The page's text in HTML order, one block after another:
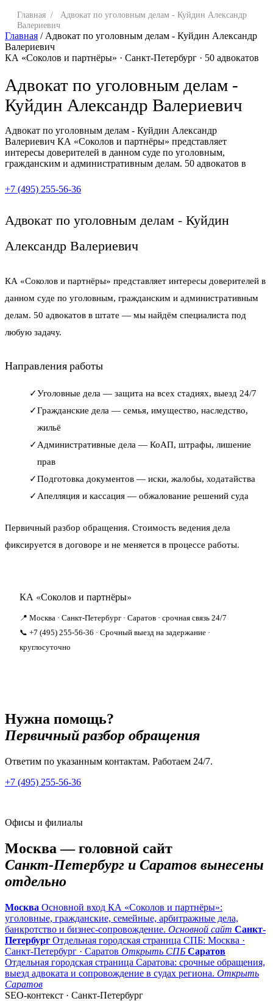
Главная /
Адвокат по уголовным делам - Куйдин Александр
Валериевич
Главная / Адвокат по уголовным делам - Куйдин Александр
Валериевич
КА «Соколов и партнёры» · Санкт-Петербург · 50 адвокатов
Адвокат по уголовным делам -
Куйдин Александр Валериевич
Адвокат по уголовным делам - Куйдин Александр
Валериевич КА «Соколов и партнёры» представляет
интересы доверителей в данном суде по уголовным,
гражданским и административным делам. 50 адвокатов в
+7 (495) 255-56-36
Адвокат по уголовным делам - Куйдин
Александр Валериевич
КА «Соколов и партнёры» представляет интересы доверителей в
данном суде по уголовным, гражданским и административным
делам. 50 адвокатов в штате — мы найдём специалиста под
любую задачу.
Направления работы
✓Уголовные дела — защита на всех стадиях, выезд 24/7
✓Гражданские дела — семья, имущество, наследство,
жильё
✓ Административные дела — КоАП, штрафы, лишение
прав
✓Подготовка документов — иски, жалобы, ходатайства
✓ Апелляция и кассация — обжалование решений суда
Первичный разбор обращения. Стоимость ведения дела
фиксируется в договоре и не меняется в процессе работы.
КА «Соколов и партнёры»
📍 Москва · Санкт-Петербург · Саратов · срочная связь 24/7
📞 +7 (495) 255-56-36 · Срочный выезд на задержание ·
круглосуточно
Нужна помощь?
Первичный разбор обращения
Ответим по указанным контактам. Работаем 24/7.
+7 (495) 255-56-36
Офисы и филиалы
Москва — головной сайт
Санкт-Петербург и Саратов вынесены
отдельно
Москва Основной вход КА «Соколов и партнёры»:
уголовные, гражданские, семейные, арбитражные дела,
банкротство и бизнес-сопровождение. Основной сайт Санкт-
Петербург Отдельная городская страница СПБ: Москва ·
Санкт-Петербург · Саратов Открыть СПБ Саратов
Отдельная городская страница Саратова: срочные обращения,
выезд адвоката и сопровождение в судах региона. Открыть
Саратов
SEO-контекст · Санкт-Петербург